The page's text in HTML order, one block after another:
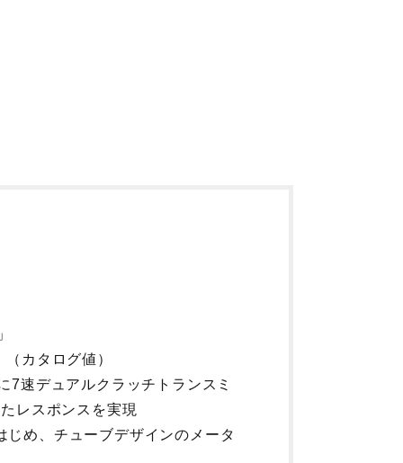
カタログ値）
7速デュアルクラッチトランスミ
レスポンスを実現
め、チューブデザインのメータ